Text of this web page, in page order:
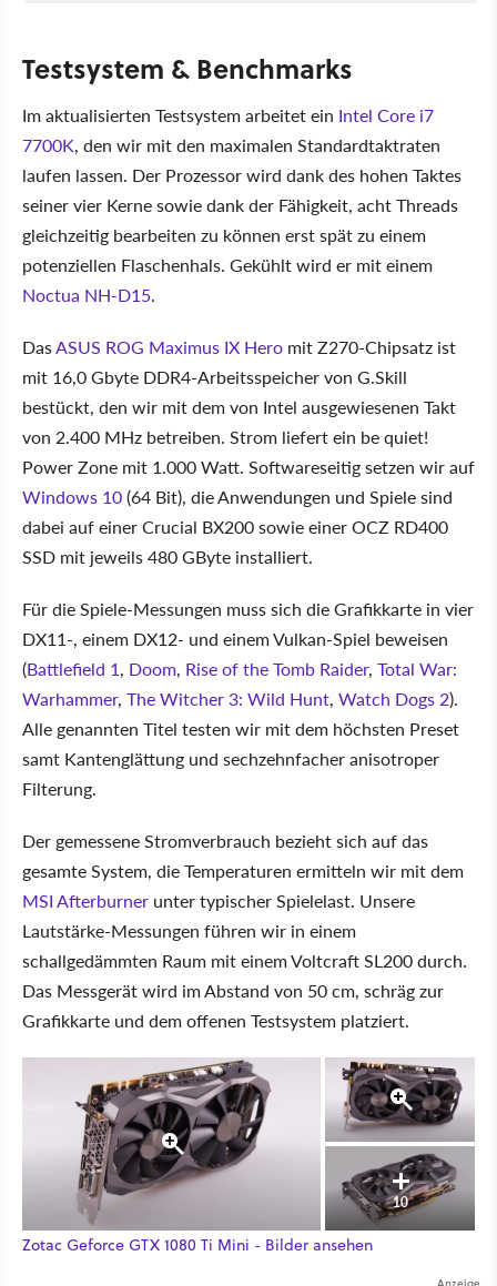
Testsystem & Benchmarks
Im aktualisierten Testsystem arbeitet ein Intel Core i7
7700K, den wir mit den maximalen Standardtaktraten
laufen lassen. Der Prozessor wird dank des hohen Taktes
seiner vier Kerne sowie dank der Fähigkeit, acht Threads
gleichzeitig bearbeiten zu können erst spät zu einem
potenziellen Flaschenhals. Gekühlt wird er mit einem
Noctua NH-D15.
DasASUS ROG Maximus IX Hero mit Z270-Chipsatz ist
mit 16,0 Gbyte DDR4-Arbeitsspeicher von G.Skill
bestückt, den wir mit dem von Intel ausgewiesenen Takt
von 2.400 MHz betreiben. Strom liefert ein be quiet!
Power Zone mit 1.000 Watt. Softwareseitig setzen wir auf
Windows 10(64 Bit), die Anwendungen und Spiele sind
dabei auf einer Crucial BX200 sowie einer OCZ RD400
SSD mit jeweils 480 GByte installiert.
Für die Spiele-Messungen muss sich die Grafikkarte in vier
DX11-, einem DX12- und einem Vulkan-Spiel beweisen
(Battlefield 1, Doom, Rise of the Tomb Raider, Total War:
Warhammer, The Witcher 3: Wild Hunt, Watch Dogs 2).
Alle genannten Titel testen wir mit dem höchsten Preset
samt Kantenglättung und sechzehnfacher anisotroper
Filterung.
Der gemessene Stromverbrauch bezieht sich auf das
gesamte System, die Temperaturen ermitteln wir mit dem
MSI Afterburner unter typischer Spielelast. Unsere
Lautstärke-Messungen führen wir in einem
schallgedämmten Raum mit einem Voltcraft SL200 durch.
Das Messgerät wird im Abstand von 50 cm, schräg zur
Grafikkarte und dem offenen Testsystem platziert.
10
Zotac Geforce GTX 1080 Ti Mini - Bilder ansehen